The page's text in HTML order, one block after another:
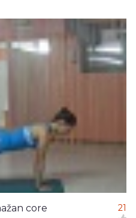
core 21